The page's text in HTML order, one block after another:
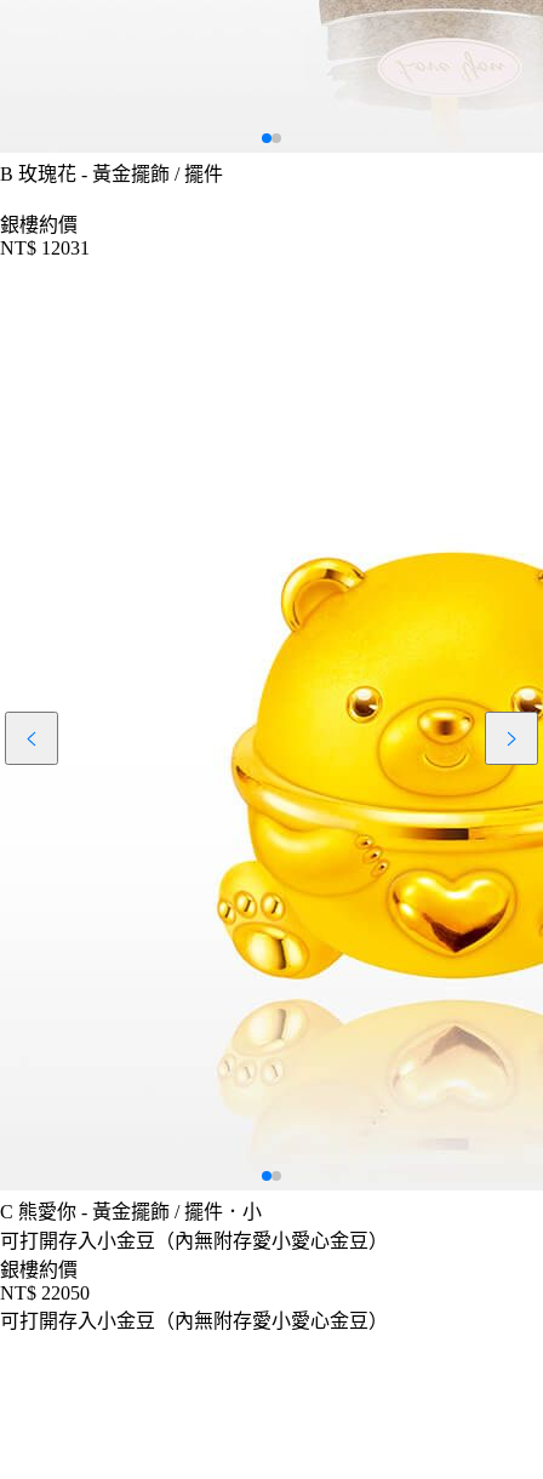
B 玫瑰花 - 黃金擺飾 / 擺件
銀樓約價
NT$ 12031
C 熊愛你 - 黃金擺飾 / 擺件．小
可打開存入小金豆（內無附存愛小愛心金豆）
銀樓約價
NT$ 22050
可打開存入小金豆（內無附存愛小愛心金豆）